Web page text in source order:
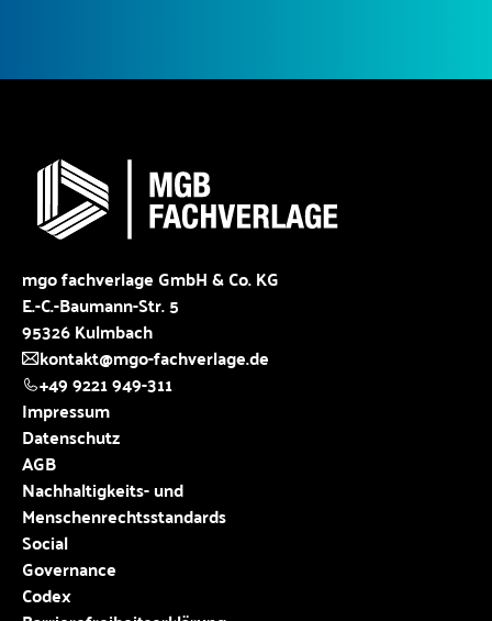
mgo fachverlage GmbH & Co. KG
E.-C.-Baumann-Str. 5
95326 Kulmbach
kontakt@mgo-fachverlage.de
+49 9221 949-311
Impressum
Datenschutz
AGB
Nachhaltigkeits- und
Menschenrechtsstandards
Social
Governance
Codex